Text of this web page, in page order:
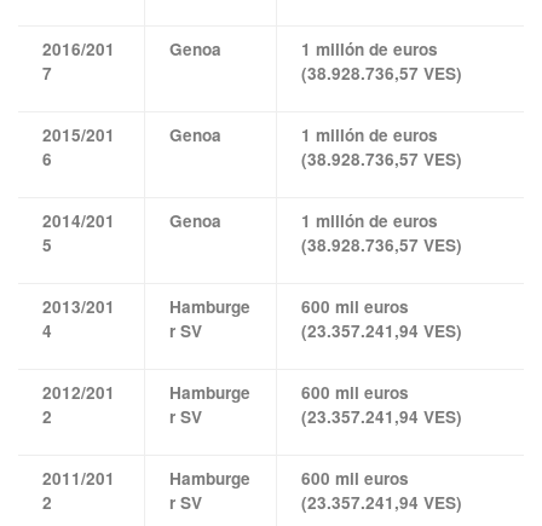
2016/201
7
Genoa
1 millón de euros
(38.928.736,57 VES)
2015/201
6
Genoa
1 millón de euros
(38.928.736,57 VES)
2014/201
5
Genoa
1 millón de euros
(38.928.736,57 VES)
2013/201
4
Hamburge
r SV
600 mil euros
(23.357.241,94 VES)
2012/201
2
Hamburge
r SV
600 mil euros
(23.357.241,94 VES)
2011/201
2
Hamburge
r SV
600 mil euros
(23.357.241,94 VES)